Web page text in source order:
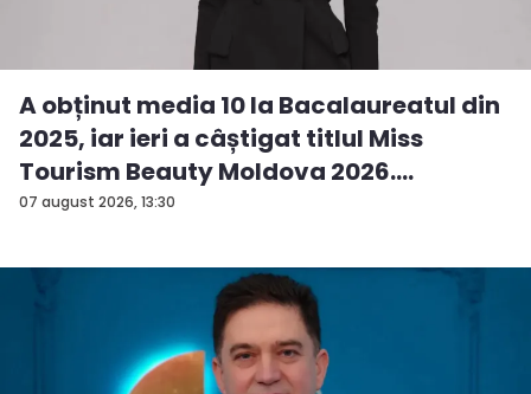
07 august 2026, 13:30
A obținut media 10 la Bacalaureatul din
2025, iar ieri a câștigat titlul Miss
Tourism Beauty Moldova 2026.
Andreea...